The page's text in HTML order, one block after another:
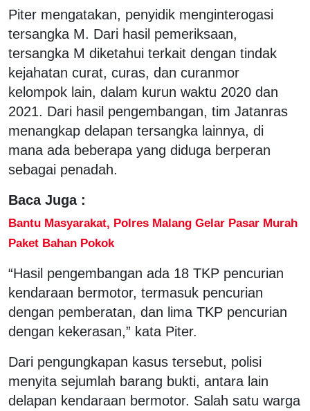
Piter mengatakan, penyidik menginterogasi
tersangka M. Dari hasil pemeriksaan,
tersangka M diketahui terkait dengan tindak
kejahatan curat, curas, dan curanmor
kelompok lain, dalam kurun waktu 2020 dan
2021. Dari hasil pengembangan, tim Jatanras
menangkap delapan tersangka lainnya, di
mana ada beberapa yang diduga berperan
sebagai penadah.
Baca Juga :
Bantu Masyarakat, Polres Malang Gelar Pasar Murah
Paket Bahan Pokok
“Hasil pengembangan ada 18 TKP pencurian
kendaraan bermotor, termasuk pencurian
dengan pemberatan, dan lima TKP pencurian
dengan kekerasan,” kata Piter.
Dari pengungkapan kasus tersebut, polisi
menyita sejumlah barang bukti, antara lain
delapan kendaraan bermotor. Salah satu warga